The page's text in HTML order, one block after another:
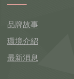
品牌故事
環境介紹
最新消息